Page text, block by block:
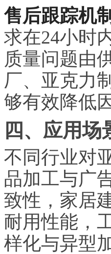
售后跟踪机制
求在24小时
质量问题由
厂、亚克力
够有效降低
四、应用场
不同行业对
品加工与广
致性，家居
耐用性能，
样化与异型